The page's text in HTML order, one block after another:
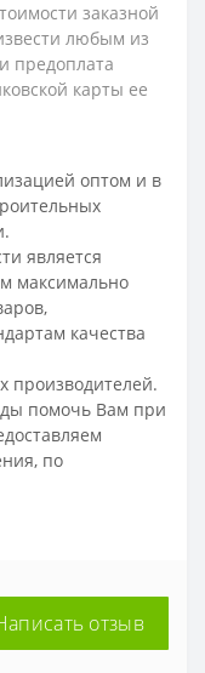
заказной
любым из
предоплата
карты ее
оптом и в
является
максимально
качества
производителей.
помочь Вам при
по
отзыв